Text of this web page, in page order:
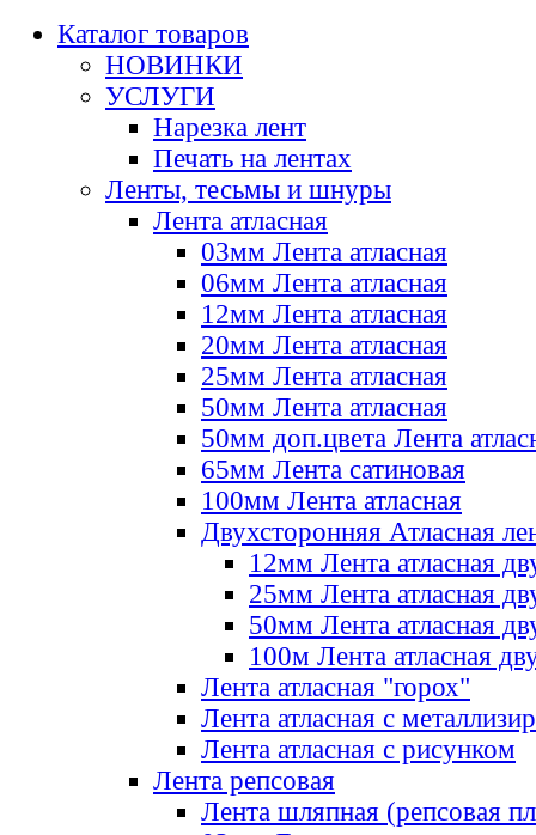
Каталог товаров
НОВИНКИ
УСЛУГИ
Нарезка лент
Печать на лентах
Ленты, тесьмы и шнуры
Лента атласная
03мм Лента атласная
06мм Лента атласная
12мм Лента атласная
20мм Лента атласная
25мм Лента атласная
50мм Лента атласная
50мм доп.цвета Лента
65мм Лента сатиновая
100мм Лента атласная
Двухсторонняя Атласная
12мм Лента атласная
25мм Лента атласная
50мм Лента атласная
100м Лента атласная
Лента атласная "горох"
Лента атласная с
Лента атласная с рисунком
Лента репсовая
Лента шляпная (репсовая